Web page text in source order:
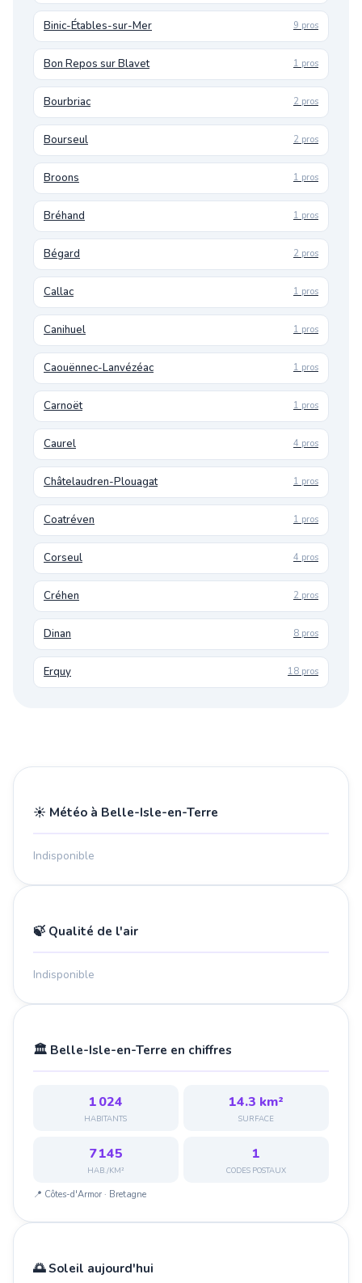
Binic-Étables-sur-Mer 9 pros
Bon Repos sur Blavet 1 pros
Bourbriac 2 pros
Bourseul 2 pros
Broons 1 pros
Bréhand 1 pros
Bégard 2 pros
Callac 1 pros
Canihuel 1 pros
Caouënnec-Lanvézéac 1 pros
Carnoët 1 pros
Caurel 4 pros
Châtelaudren-Plouagat 1 pros
Coatréven 1 pros
Corseul 4 pros
Créhen 2 pros
Dinan 8 pros
Erquy 18 pros
☀️ Météo à Belle-Isle-en-Terre
Indisponible
🍃 Qualité de l'air
Indisponible
🏛️ Belle-Isle-en-Terre en chiffres
1 024
HABITANTS
14.3 km²
SURFACE
7 145
HAB./KM²
1
CODES POSTAUX
📍 Côtes-d'Armor · Bretagne
🌅 Soleil aujourd'hui